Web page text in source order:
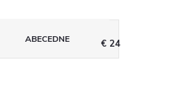
€ 24
ABECEDNE